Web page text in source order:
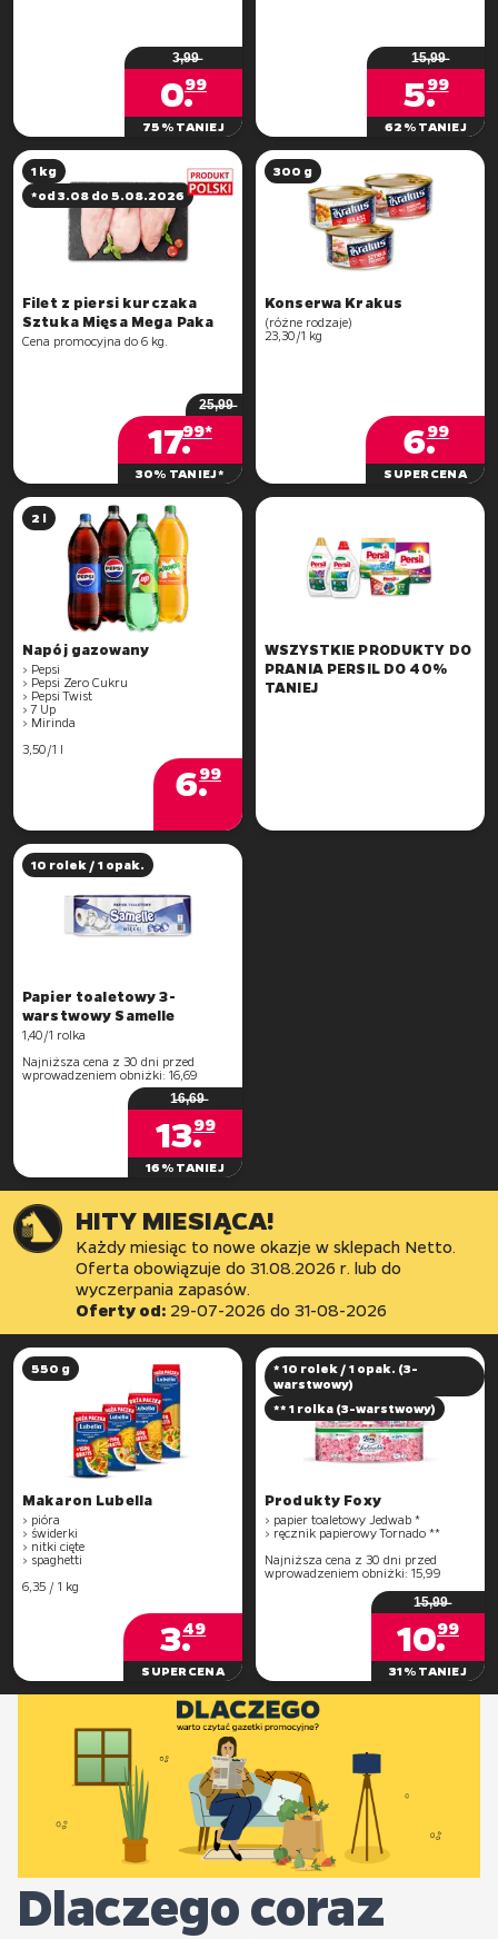
3̶,̶9̶9̶
0.
99
75% TANIEJ
1̶5̶,̶9̶9̶
5.
99
62% TANIEJ
1 kg
*od 3.08 do 5.08.2026
Filet z piersi kurczaka
Sztuka Mięsa Mega Paka
2̶5̶,̶9̶9̶
17.
99*
30% TANIEJ*
300 g
(różne rodzaje)
6.
99
SUPERCENA
2 l
Napój gazowany
> Pepsi
> Pepsi Zero Cukru
> Pepsi Twist
> 7 Up
> Mirinda
3,50/1 l
6.
99
WSZYSTKIE PRODUKTY DO
PRANIA PERSIL DO 40%
TANIEJ
10 rolek / 1 opak.
Papier toaletowy 3-
1,40/1 rolka
Najniższa cena z 30 dni przed
wprowadzeniem obniżki: 16,69
1̶6̶,̶6̶9̶
13.99
16% TANIEJ
HITY MIESIĄCA!
Każdy miesiąc to nowe okazje w sklepach Netto.
Oferta obowiązuje do 31.08.2026 r. lub do
Oferty od: 29-07-2026 do31-08-2026
550 g
Makaron Lubella
> pióra
> świderki
> nitki cięte
> spaghetti
6,35 / 1 kg
3.
49
SUPERCENA
* 10 rolek / 1 opak. (3-
warstwowy)
** 1 rolka (3-warstwowy)
Produkty Foxy
> papier toaletowy Jedwab *
> ręcznik papierowy Tornado **
Najniższa cena z 30 dni przed
wprowadzeniem obniżki: 15,99
1̶5̶,̶9̶9̶
10.
99
31% TANIEJ
Dlaczego coraz